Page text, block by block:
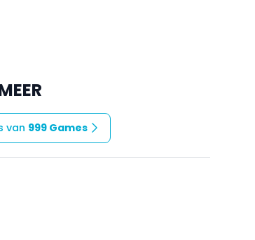
van 999 Games